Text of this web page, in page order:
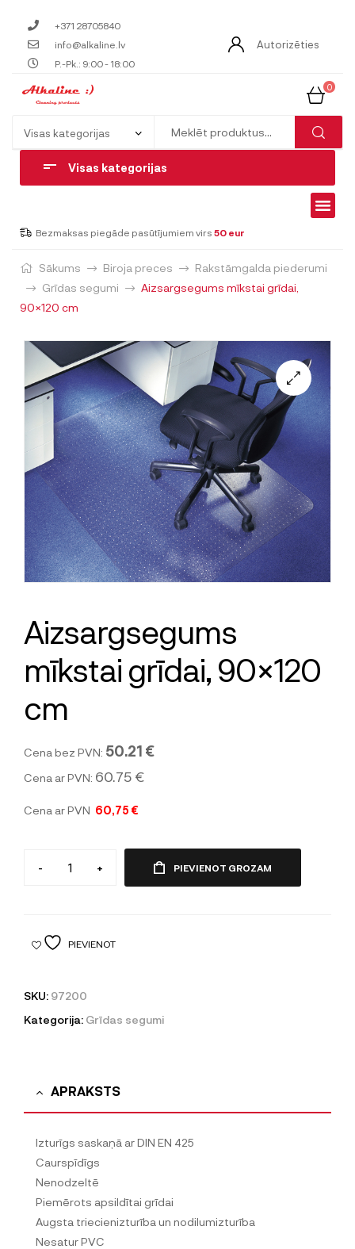
+371 28705840
info@alkaline.lv
P.-Pk.: 9:00 - 18:00
Autorizēties
0
Visas kategorijas
Bezmaksas piegāde pasūtījumiem virs 50 eur
Sākums Biroja preces
Rakstāmgalda piederumi
Grīdas segumi
Aizsargsegums mīkstai grīdai,
90×120 cm
Aizsargsegums
mīkstai grīdai, 90×120
cm
Cena bez PVN: 50.21 €
Cena ar PVN: 60.75 €
Cena ar PVN 60,75 €
- + PIEVIENOT GROZAM
PIEVIENOT
SKU: 97200
Kategorija: Grīdas segumi
APRAKSTS
Izturīgs saskaņā ar DIN EN 425
Caurspīdīgs
Nenodzeltē
Piemērots apsildītai grīdai
Augsta triecienizturība un nodilumizturība
Nesatur PVC